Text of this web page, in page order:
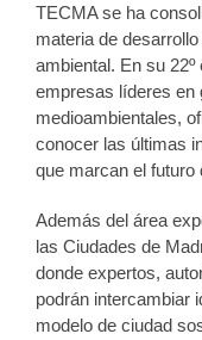
TECMA se ha
materia de
ambiental. En su
empresas líderes en
medioambientales,
conocer las últimas
que marcan el futuro
Además del área
las Ciudades de
donde expertos,
podrán intercambiar
modelo de ciudad